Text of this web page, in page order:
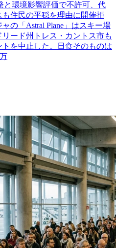
と環境影響評価で不許可、代
住民の平穏を理由に開催拒
の「Astral Plane」はスキー場
ード州トレス・カントス市も
を中止した。日食そのものは